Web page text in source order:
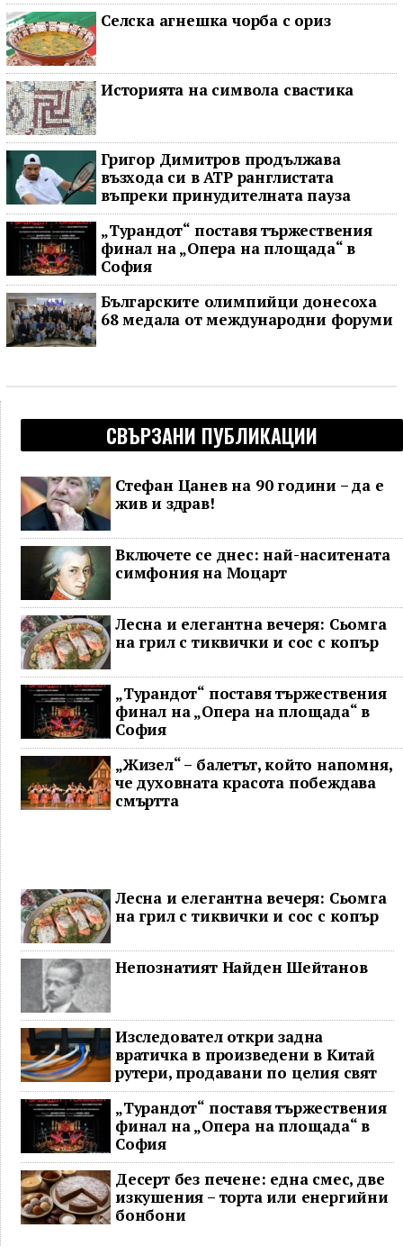
Селска агнешка чорба с ориз
Историята на символа свастика
Григор Димитров продължава
възхода си в ATP ранглистата
въпреки принудителната пауза
„Турандот“ поставя тържествения
финал на „Опера на площада“ в
София
Българските олимпийци донесоха
68 медала от международни форуми
СВЪРЗАНИ ПУБЛИКАЦИИ
Стефан Цанев на 90 години – да е
жив и здрав!
Включете се днес: най-наситената
симфония на Моцарт
Лесна и елегантна вечеря: Сьомга
на грил с тиквички и сос с копър
„Турандот“ поставя тържествения
финал на „Опера на площада“ в
София
„Жизел“ – балетът, който напомня,
че духовната красота побеждава
смъртта
Лесна и елегантна вечеря: Сьомга
на грил с тиквички и сос с копър
Непознатият Найден Шейтанов
Изследовател откри задна
вратичка в произведени в Китай
рутери, продавани по целия свят
„Турандот“ поставя тържествения
финал на „Опера на площада“ в
София
Десерт без печене: една смес, две
изкушения – торта или енергийни
бонбони